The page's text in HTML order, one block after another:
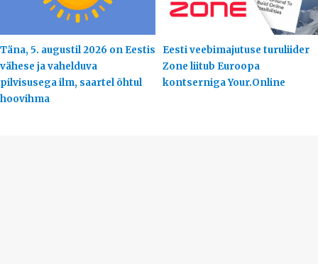
Täna, 5. augustil 2026 on Eestis
vähese ja vahelduva
pilvisusega ilm, saartel õhtul
hoovihma
Eesti veebimajutuse turuliider
Zone liitub Euroopa
kontserniga Your.Online